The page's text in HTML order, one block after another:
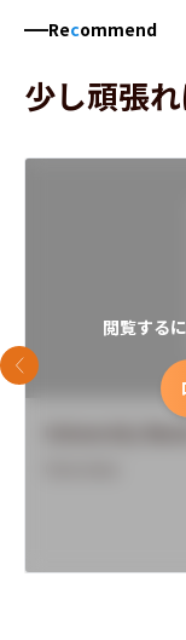
Recommend
少し頑張
閲覧する
前のスライド